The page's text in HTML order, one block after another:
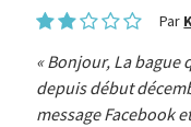
Par
Bonjour, La bague
depuis début
message Facebook